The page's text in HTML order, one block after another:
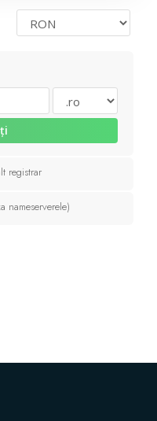
registrar
nameserverele)